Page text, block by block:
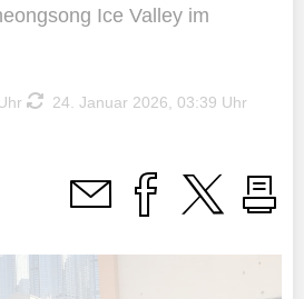
Ice Valley im
24. Januar 2026, 03:39 Uhr